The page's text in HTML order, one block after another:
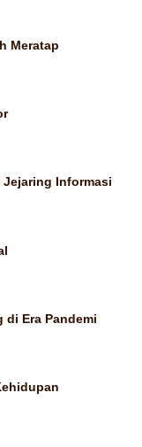
Meratap
Jejaring Informasi
di Era Pandemi